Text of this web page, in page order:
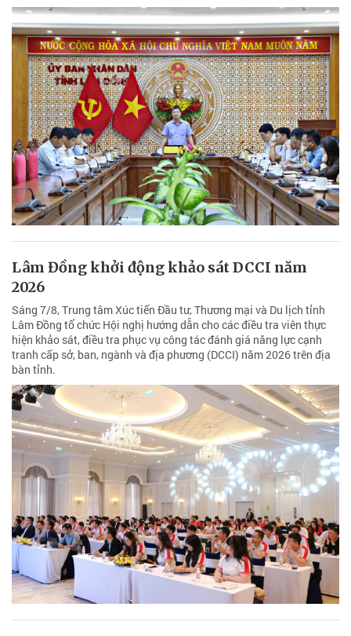
Lâm Đồng khởi động khảo sát DCCI năm
2026
Sáng 7/8, Trung tâm Xúc tiến Đầu tư, Thương mại và Du lịch tỉnh
Lâm Đồng tổ chức Hội nghị hướng dẫn cho các điều tra viên thực
hiện khảo sát, điều tra phục vụ công tác đánh giá năng lực cạnh
tranh cấp sở, ban, ngành và địa phương (DCCI) năm 2026 trên địa
bàn tỉnh.